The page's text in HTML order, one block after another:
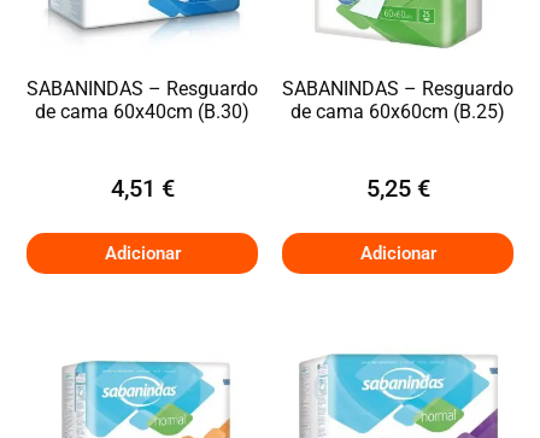
SABANINDAS – Resguardo
de cama 60x40cm (B.30)
4,51 €
Adicionar
SABANINDAS – Resguardo
de cama 60x60cm (B.25)
5,25 €
Adicionar